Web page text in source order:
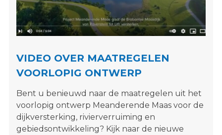
VIDEO OVER MAATREGELEN
VOORLOPIG ONTWERP
Bent u benieuwd naar de maatregelen uit het
voorlopig ontwerp Meanderende Maas voor de
dijkversterking, rivierverruiming en
gebiedsontwikkeling? Kijk naar de nieuwe